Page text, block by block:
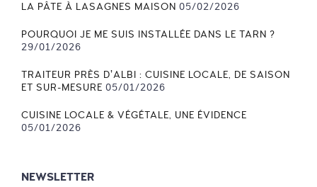
LA PÂTE À LASAGNES MAISON 05/02/2026
POURQUOI JE ME SUIS INSTALLÉE DANS LE TARN ?
29/01/2026
TRAITEUR PRÈS D’ALBI : CUISINE LOCALE, DE SAISON
ET SUR-MESURE 05/01/2026
CUISINE LOCALE & VÉGÉTALE, UNE ÉVIDENCE
05/01/2026
NEWSLETTER